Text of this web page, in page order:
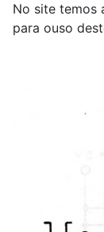
No site temos
para ouso